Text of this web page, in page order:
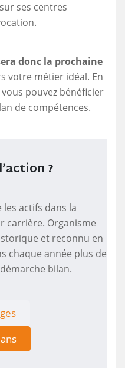
ses centres
donc la prochaine
votre métier idéal. En
pouvez bénéficier
de compétences.
?
les actifs dans la
carrière. Organisme
et reconnu en
chaque année plus de
bilan.